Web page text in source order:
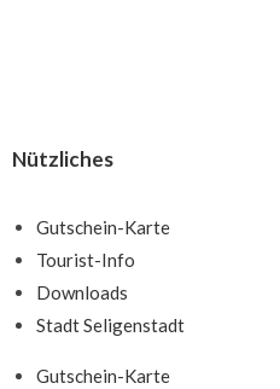
Nützliches
Gutschein-Karte
Tourist-Info
Downloads
Stadt Seligenstadt
Gutschein-Karte